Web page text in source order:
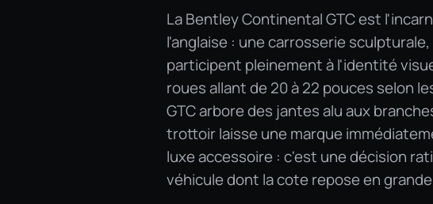
La Bentley Continental GTC est
l'anglaise : une carrosserie
participent pleinement à l'identité
roues allant de 20 à 22 pouces selon
GTC arbore des jantes alu aux
trottoir laisse une marque
luxe accessoire : c'est une décision
véhicule dont la cote repose en